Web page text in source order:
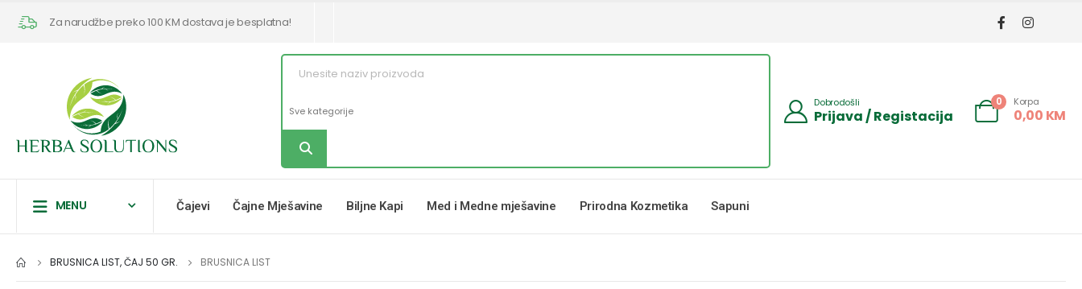
Za narudžbe preko 100 KM dostava je besplatna!
Dobrodošli
Prijava / Registacija
0 Korpa
0,00 KM
MENU Čajevi Čajne Mješavine Biljne Kapi Med i Medne mješavine Prirodna Kozmetika Sapuni
BRUSNICA LIST, ČAJ 50 GR. BRUSNICA LIST